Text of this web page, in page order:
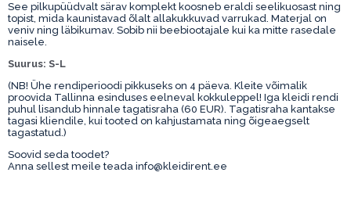
See pilkupüüdvalt särav komplekt koosneb eraldi seelikuosast ning
topist, mida kaunistavad õlalt allakukkuvad varrukad. Materjal on
veniv ning läbikumav. Sobib nii beebiootajale kui ka mitte rasedale
naisele.
Suurus: S-L
(NB! Ühe rendiperioodi pikkuseks on 4 päeva. Kleite võimalik
proovida Tallinna esinduses eelneval kokkuleppel! Iga kleidi rendi
puhul lisandub hinnale tagatisraha (60 EUR). Tagatisraha kantakse
tagasi kliendile, kui tooted on kahjustamata ning õigeaegselt
tagastatud.)
Soovid seda toodet?
Anna sellest meile teada info@kleidirent.ee